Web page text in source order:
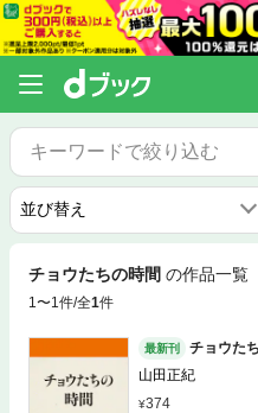
チョウたちの時間 の作品一覧
1〜1件/全1件
最新刊
チョウた
山田正紀
374